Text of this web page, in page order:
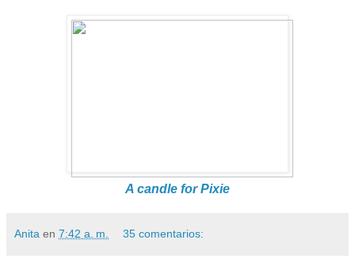
A candle for Pixie
Anita en 7:42 a. m. 35 comentarios: